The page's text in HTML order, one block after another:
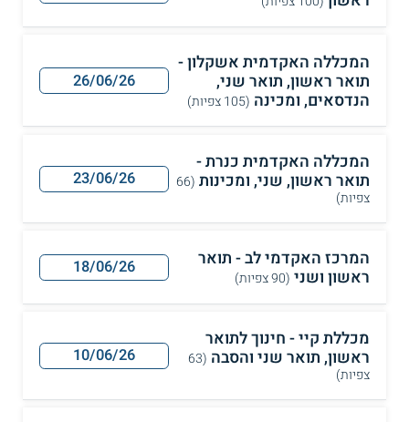
המכללה האקדמית אשקלון -
תואר ראשון, תואר שני,
הנדסאים, ומכינה (105 צפיות)
26/06/26
המכללה האקדמית כנרת -
תואר ראשון, שני, ומכינות (66
צפיות)
23/06/26
המרכז האקדמי לב - תואר
ראשון ושני (90 צפיות) 18/06/26
מכללת קיי - חינוך לתואר
ראשון, תואר שני והסבה (63
צפיות)
10/06/26